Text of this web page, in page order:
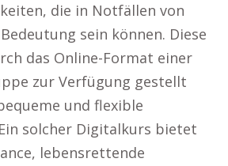
die in Notfällen von
sein können. Diese
das Online-Format einer
zur Verfügung gestellt
und flexible
solcher Digitalkurs bietet
lebensrettende